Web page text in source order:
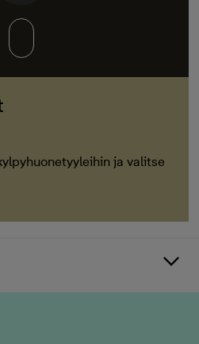
ja valitse